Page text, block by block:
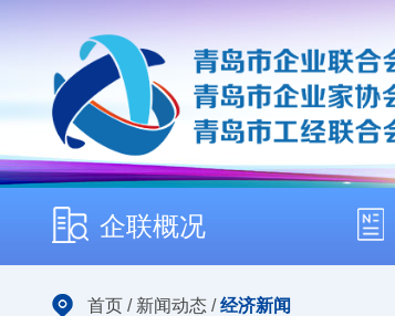
企联概况
首页 / 新闻动态 /经济新闻